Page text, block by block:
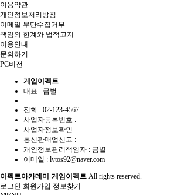
이용약관
개인정보처리방침
이메일 무단수집거부
책임의 한계와 법적고지
이용안내
문의하기
PC버전
게임이펙트
대표 : 금별
전화 : 02-123-4567
사업자등록번호 :
사업자정보확인
통신판매업신고 :
개인정보관리책임자 : 금별
이메일 : lytos92@naver.com
이펙트아카데미-게임이펙트 All rights reserved.
로그인 회원가입 정보찾기